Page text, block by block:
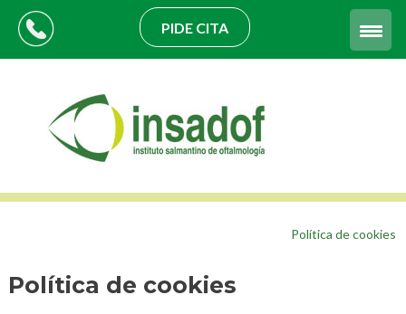
PIDE CITA
Política de cookies
Política de cookies